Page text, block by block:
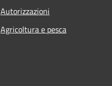
Autorizzazioni
Agricoltura e pesca